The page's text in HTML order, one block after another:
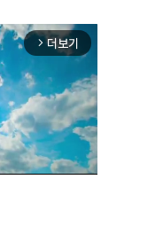
arrow_forward_ios 더보기